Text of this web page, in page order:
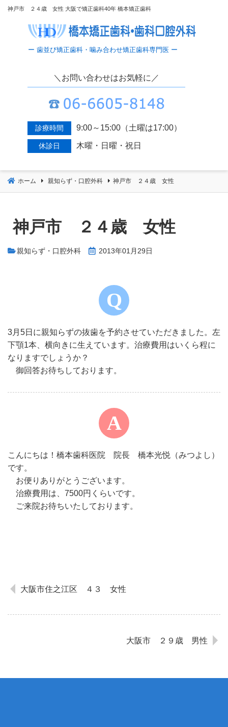
神戸市 ２４歳 女性 大阪で矯正歯科40年 橋本矯正歯科
＼お問い合わせはお気軽に／
診療時間 9:00～15:00（土曜は17:00）
休診日 木曜・日曜・祝日
ホーム 親知らず・口腔外科 神戸市 ２４歳 女性
神戸市 ２４歳 女性
親知らず・口腔外科 2013年01月29日
3月5日に親知らずの抜歯を予約させていただきました。左
下顎1本、横向きに生えています。治療費用はいくら程に
なりますでしょうか？
御回答お待ちしております。
こんにちは！橋本歯科医院 院長 橋本光悦（みつよし）
です。
お便りありがとうございます。
治療費用は、7500円くらいです。
ご来院お待ちいたしております。
大阪市住之江区 ４３ 女性
大阪市 ２９歳 男性